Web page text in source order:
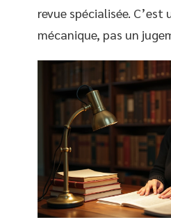
revue spécialisée.
mécanique, pas un